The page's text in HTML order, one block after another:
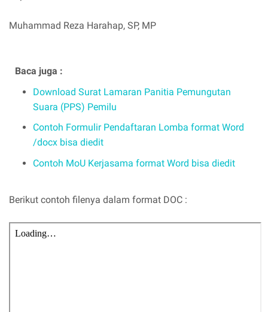
Muhammad Reza Harahap, SP, MP
Baca juga :
Download Surat Lamaran Panitia Pemungutan
Suara (PPS) Pemilu
Contoh Formulir Pendaftaran Lomba format Word
/docx bisa diedit
Contoh MoU Kerjasama format Word bisa diedit
Berikut contoh filenya dalam format DOC :